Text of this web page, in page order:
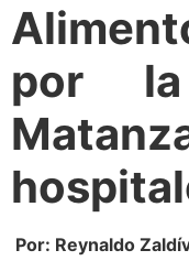
por
Por: Reynaldo